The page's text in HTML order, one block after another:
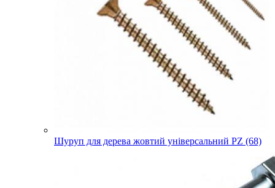
Шуруп для дерева жовтий універсальний PZ (68)